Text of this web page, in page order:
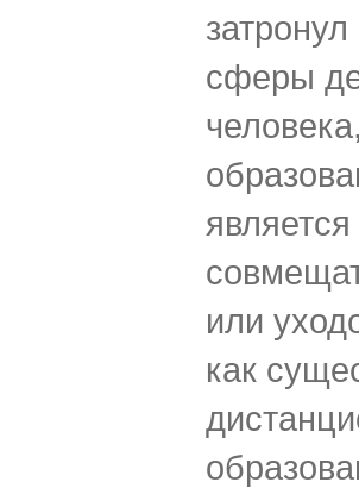
сферы
или
как